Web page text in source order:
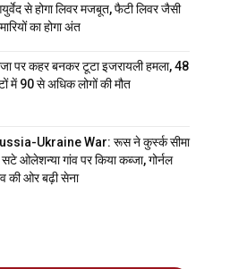
से होगा लिवर मजबूत, फैटी लिवर जैसी
का होगा अंत
पर कहर बनकर टूटा इजरायली हमला, 48
में 90 से अधिक लोगों की मौत
Ukraine War: रूस ने कुर्स्क सीमा
ओलेशन्या गांव पर किया कब्जा, गोर्नल
की ओर बढ़ी सेना